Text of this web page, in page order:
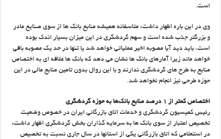
است.
وی در این باره اظهار داشت: متاسفانه همیشه منابع بانک ها از سوی صنایع مادر
و بزرگتر جذب شده است و سهم گردشگری در این میزان بسیار اندک بوده
است، باید دید آیا مصوبه اخیر عملیاتی خواهد شد یا تنها در حد یک مصوبه باقی
خواهد ماند زیرا آمارهای بانک ها نشان می دهد که بانک ها علاقه ای به اختصاص
منابع به طرح های گردشگری ندارند و با این روال بدون تامین منابع مالی در این
حوزه طرحی نیز انجام نخواهد شد.
اختصاص کمتر از ۱ درصد منابع بانک‌ها به حوزه گردشگری
رئیس کمیسیون گردشگری و خدمات اتاق بازرگانی ایران در خصوص وضعیت
تخصیص اعتبار از سوی بانک ها به سرمایه گذاران بخش گردشگری اظهار داشت:
در استعلامی که اتاق بازرگانی یکی از استانها در سال جاری نسبت به تخصیص